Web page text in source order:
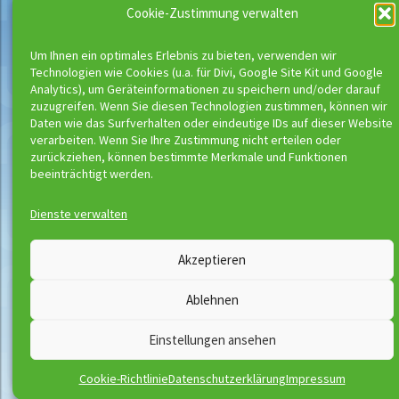
Cookie-Zustimmung verwalten
Um Ihnen ein optimales Erlebnis zu bieten, verwenden wir
Technologien wie Cookies (u.a. für Divi, Google Site Kit und Google
Analytics), um Geräteinformationen zu speichern und/oder darauf
zuzugreifen. Wenn Sie diesen Technologien zustimmen, können wir
Daten wie das Surfverhalten oder eindeutige IDs auf dieser Website
verarbeiten. Wenn Sie Ihre Zustimmung nicht erteilen oder
zurückziehen, können bestimmte Merkmale und Funktionen
beeinträchtigt werden.
Dienste verwalten
Akzeptieren
Ablehnen
Einstellungen ansehen
Cookie-RichtlinieDatenschutzerklärungImpressum
Impressum
Disclaimer
AGB